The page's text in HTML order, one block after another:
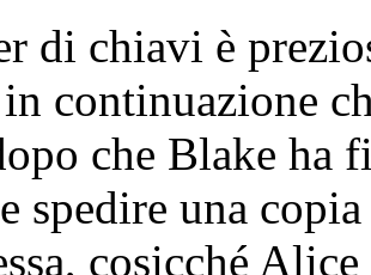
di chiavi è
continuazione
che Blake ha
spedire una
cosicché